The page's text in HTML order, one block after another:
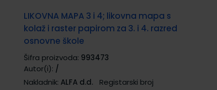
LIKOVNA MAPA 3 i 4; likovna mapa s
kolaž i raster papirom za 3. i 4. razred
osnovne škole
Šifra proizvoda: 993473
Autor(i): /
Nakladnik: ALFA d.d.
Registarski broj